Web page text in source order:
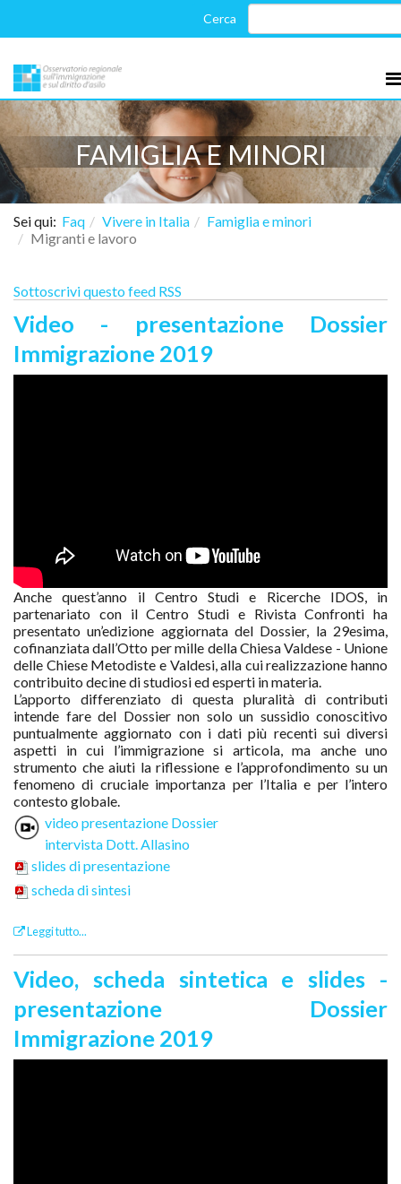
FAMIGLIA E MINORI
Sei qui: Faq Vivere in Italia
Famiglia e minori
Migranti e lavoro
Sottoscrivi questo feed RSS
Video - presentazione Dossier
Immigrazione 2019
Anche quest’anno il Centro Studi e Ricerche IDOS, in
partenariato con il Centro Studi e Rivista Confronti ha
presentato un’edizione aggiornata del Dossier, la 29esima,
cofinanziata dall’Otto per mille della Chiesa Valdese - Unione
delle Chiese Metodiste e Valdesi, alla cui realizzazione hanno
contribuito decine di studiosi ed esperti in materia.
L’apporto differenziato di questa pluralità di contributi
intende fare del Dossier non solo un sussidio conoscitivo
puntualmente aggiornato con i dati più recenti sui diversi
aspetti in cui l’immigrazione si articola, ma anche uno
strumento che aiuti la riflessione e l’approfondimento su un
fenomeno di cruciale importanza per l’Italia e per l’intero
contesto globale.
video presentazione Dossier
intervista Dott. Allasino
slides di presentazione
scheda di sintesi
Leggi tutto...
Video, scheda sintetica e slides -
presentazione Dossier
Immigrazione 2019